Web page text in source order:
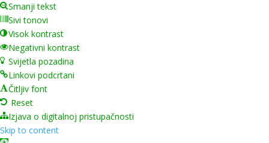
Smanji tekst
Sivi tonovi
Visok kontrast
Negativni kontrast
Svijetla pozadina
Linkovi podcrtani
Čitljiv font
Reset
Izjava o digitalnoj pristupačnosti
Skip to content